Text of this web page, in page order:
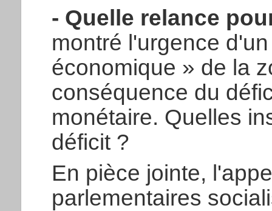
- Quelle relance
montré l'urgence
économique » de la
conséquence du
monétaire. Quelles
déficit ?
En pièce jointe,
parlementaires